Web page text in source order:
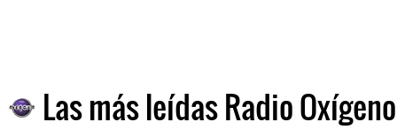
Las más leídas Radio Oxígeno